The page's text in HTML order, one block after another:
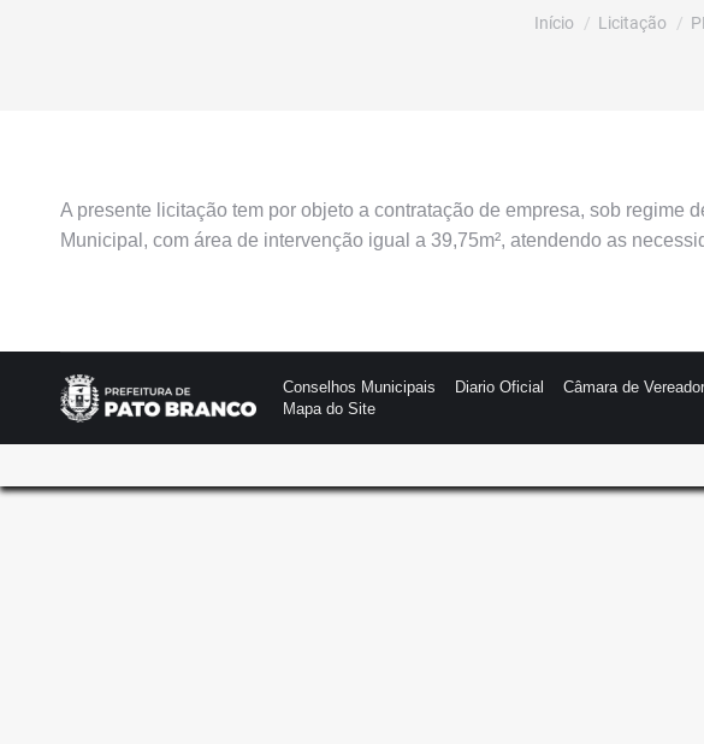
Você está aqui:
Início Licitação
A presente licitação tem por objeto a contratação de empresa, sob
Municipal, com área de intervenção igual a 39,75m², atendendo as
Conselhos Municipais Diario Oficial Câmara de
Mapa do Site